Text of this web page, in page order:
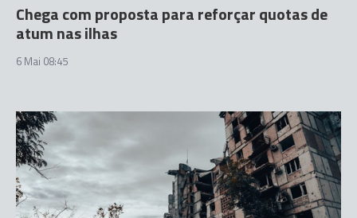
Chega com proposta para reforçar quotas de
atum nas ilhas
6 Mai 08:45